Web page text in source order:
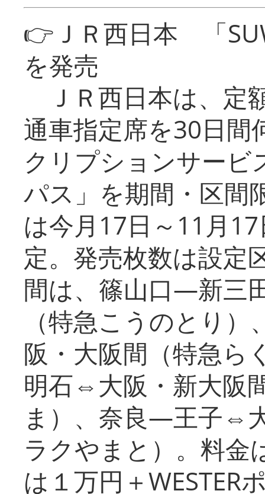
👉ＪＲ西日本 「
を発売
ＪＲ西日本は、定
通車指定席を30日間
クリプションサービ
パス」を期間・区間
は今月17日～11月
定。発売枚数は設定
間は、篠山口―新三
（特急こうのとり
阪・大阪間（特急
明石⇔大阪・新大阪
ま）、奈良―王子⇔
ラクやまと）。料金
は１万円＋WESTER